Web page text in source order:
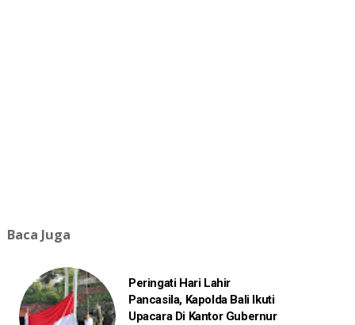
Baca Juga
Peringati Hari Lahir
Pancasila, Kapolda Bali Ikuti
Upacara Di Kantor Gubernur